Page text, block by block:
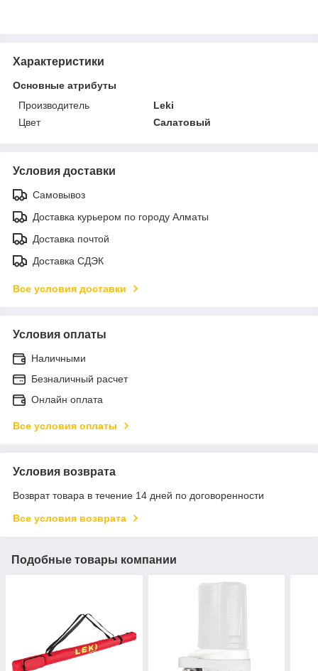
Характеристики
Основные атрибуты
Производитель
Leki
Цвет
Салатовый
Условия доставки
Самовывоз
Доставка курьером по городу Алматы
Доставка почтой
Доставка СДЭК
Все условия доставки
Условия оплаты
Наличными
Безналичный расчет
Онлайн оплата
Все условия оплаты
Условия возврата
Возврат товара в течение 14 дней по договоренности
Все условия возврата
Подобные товары компании